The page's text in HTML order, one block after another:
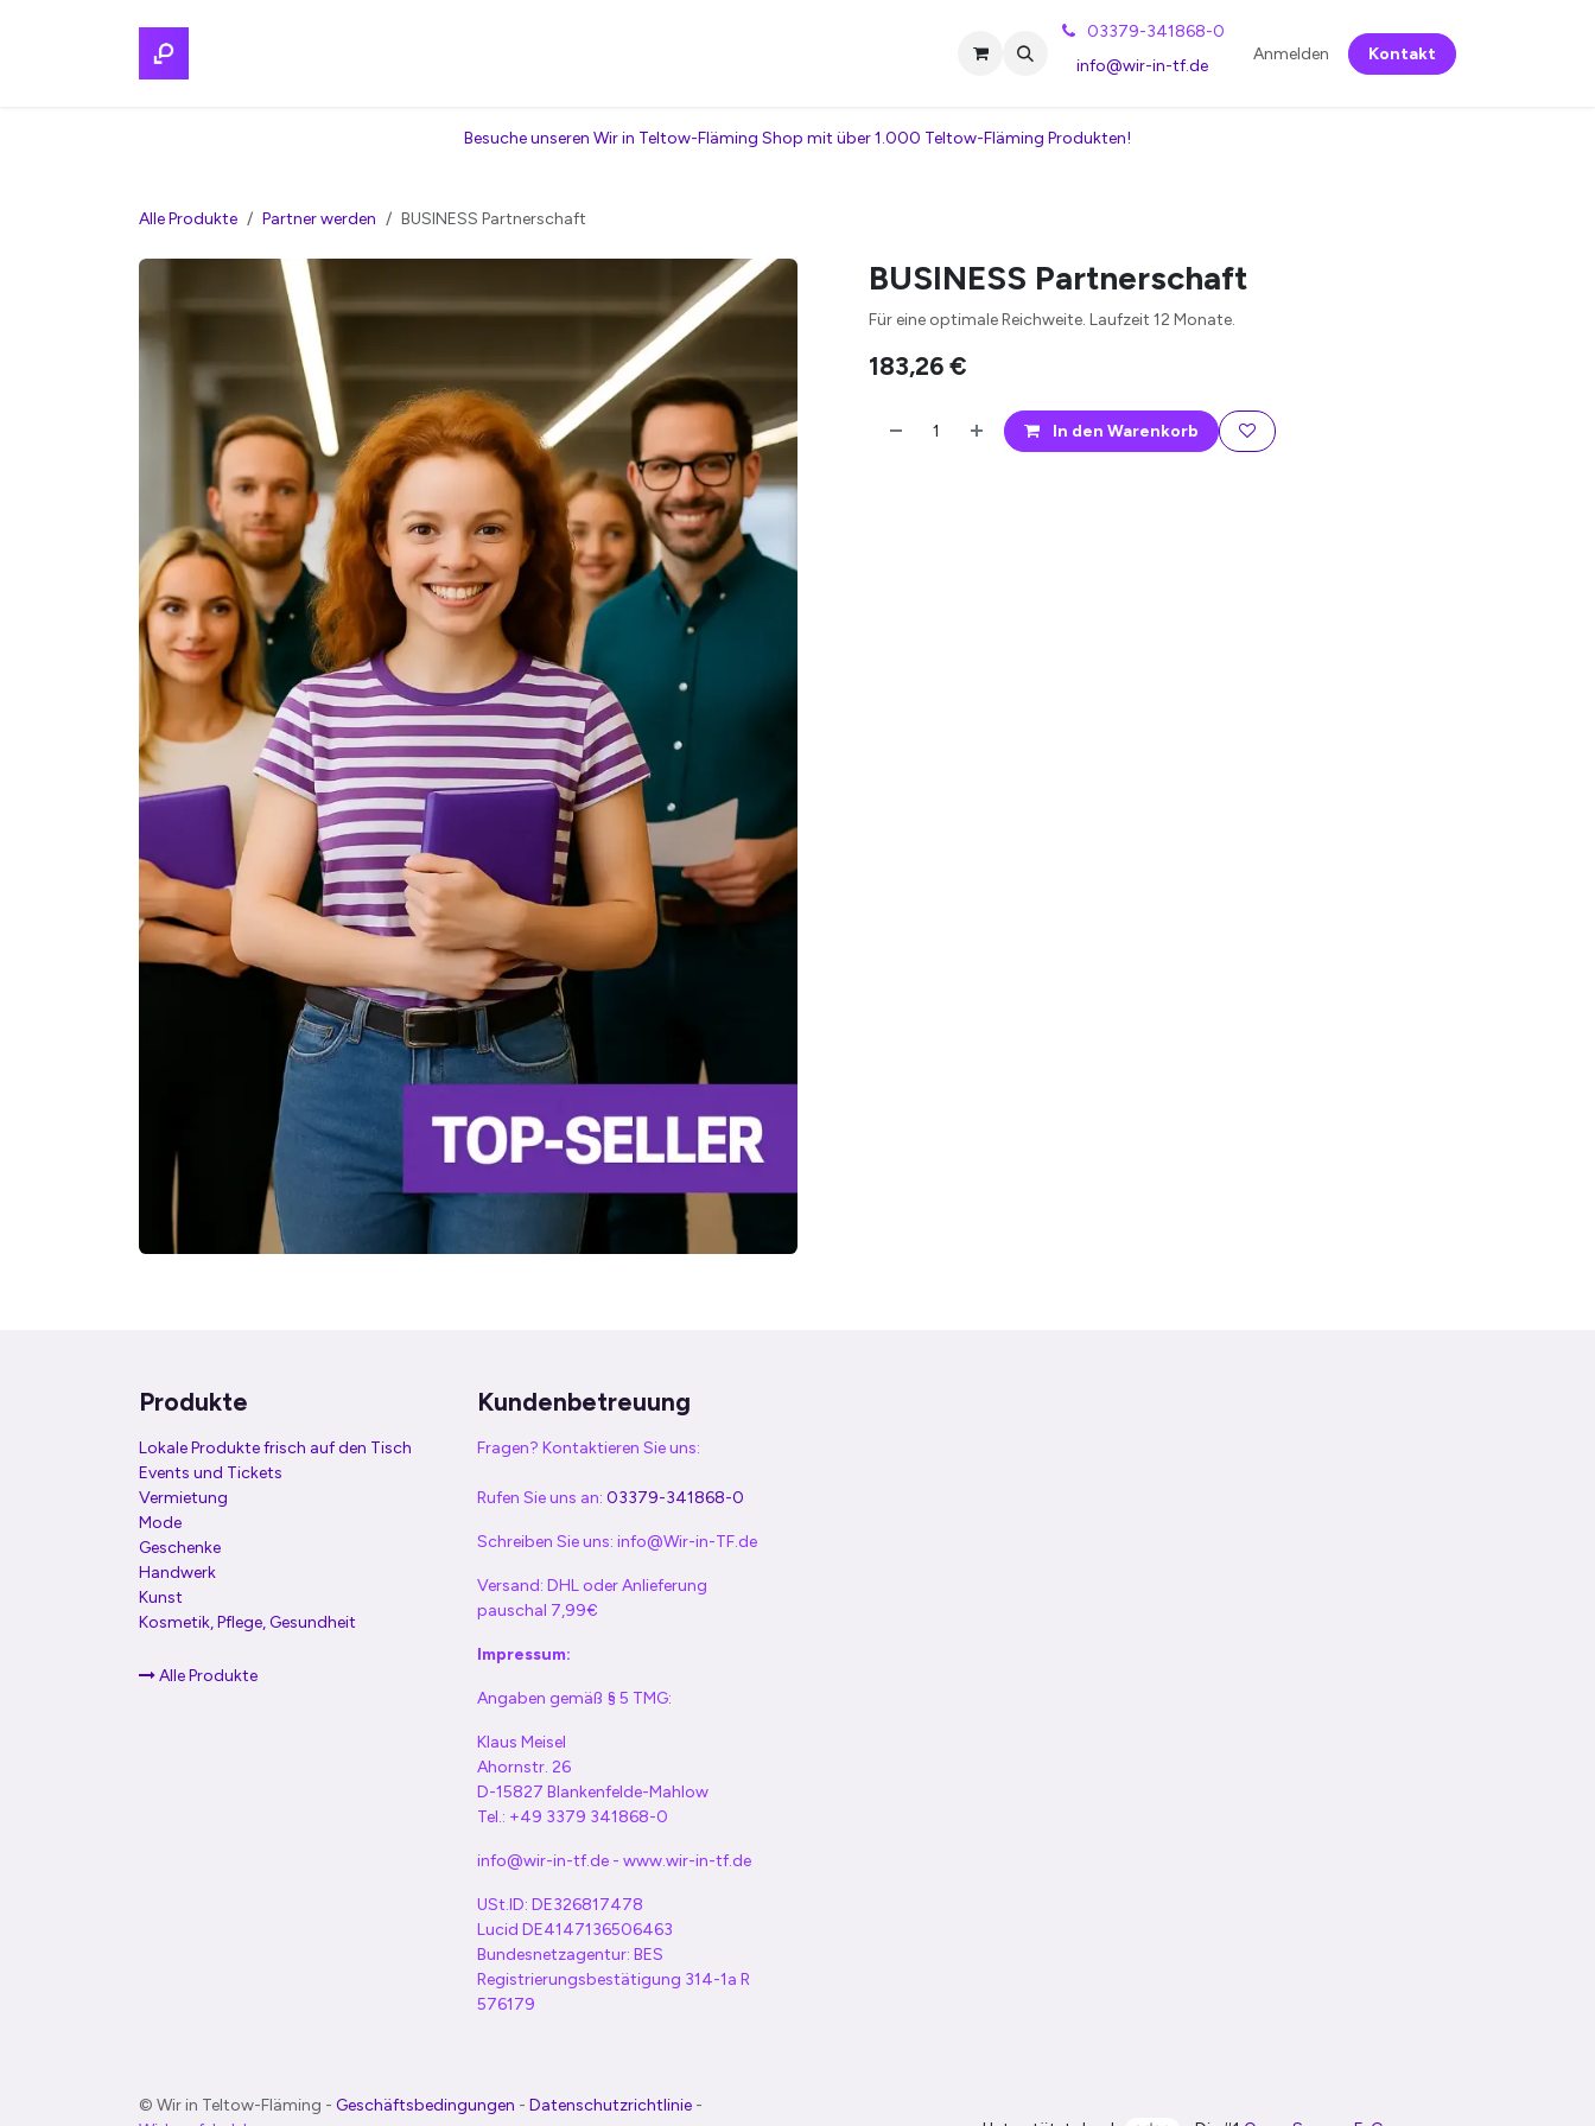
Veranstaltungen
03379-341868-0
info@wir-in-tf.de
Anmelden Kontakt
Besuche unseren Wir in Teltow-Fläming Shop mit über 1.000 Teltow-Fläming Produkten!
Alle Produkte Partner werden BUSINESS Partnerschaft
BUSINESS Partnerschaft
Für eine optimale Reichweite. Laufzeit 12 Monate.
183,26 €
In den Warenkorb
Produkte
Lokale Produkte frisch auf den Tisch
Events und Tickets
Vermietung
Mode
Geschenke
Handwerk
Kunst
Kosmetik, Pflege, Gesundheit
Alle Produkte
Kundenbetreuung
Fragen? Kontaktieren Sie uns:
Rufen Sie uns an: 03379-341868-0
Schreiben Sie uns: info@Wir-in-TF.de
Versand: DHL oder Anlieferung
pauschal 7,99€
Impressum:
Angaben gemäß § 5 TMG:
Klaus Meisel
Ahornstr. 26
D-15827 Blankenfelde-Mahlow
Tel.: +49 3379 341868-0
info@wir-in-tf.de - www.wir-in-tf.de
USt.ID: DE326817478
Lucid DE4147136506463
Bundesnetzagentur: BES
Registrierungsbestätigung 314-1a R
576179
© Wir in Teltow-Fläming - Geschäftsbedingungen - Datenschutzrichtlinie -